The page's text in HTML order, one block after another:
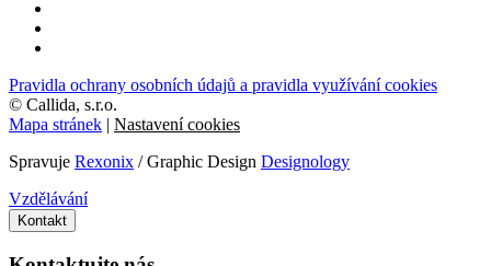
Pravidla ochrany osobních údajů a pravidla využívání cookies
© Callida, s.r.o.
Mapa stránek
Nastavení cookies
Spravuje Rexonix / Graphic Design Designology
Vzdělávání
Kontakt